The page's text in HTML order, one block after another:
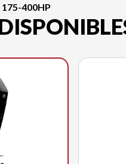
175-400HP